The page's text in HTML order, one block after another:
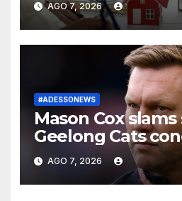
AGO 7, 2026
#ADESSONEWS
Mason Cox
Geelong Cats
deal, Hawthorn’s
Mitchell
agreement,
AGO 7, 2026